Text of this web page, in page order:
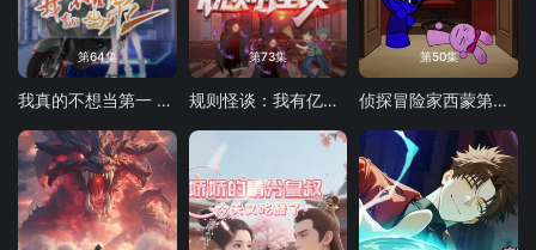
第64集
我真的不想当第一 第二季
第73集
规则怪谈：我有亿点反骨
第50集
侦探冒险家西蒙第三季